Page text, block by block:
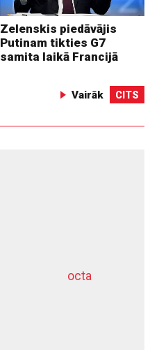
Zelenskis piedāvājis
Putinam tikties G7
samita laikā Francijā
Vairāk CITS
octa
dziļurbums